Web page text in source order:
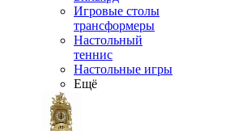
Игровые столы
трансформеры
Настольный
теннис
Настольные игры
Ещё